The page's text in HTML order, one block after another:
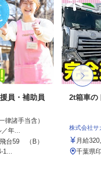
員・補助員
律諸手当含）
年...
台59 （B）
2t箱車の
株式会社サ
月給
千葉県